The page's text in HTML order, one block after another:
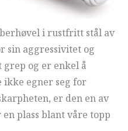
i rustfritt stål av
sin aggressivitet og
og er enkel å
ikke egner seg for
er den en av
plass blant våre topp